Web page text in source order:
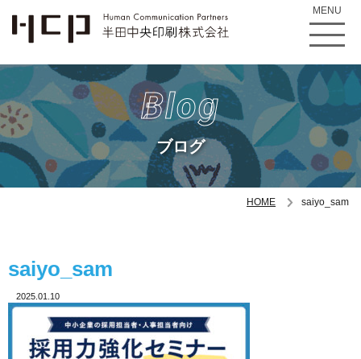
MENU
Blog
ブログ
HOME saiyo_sam
saiyo_sam
2025.01.10